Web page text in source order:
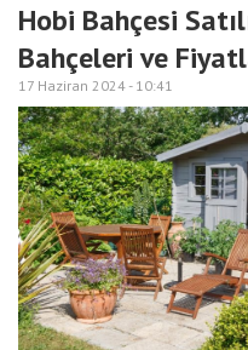
Hobi Bahçesi
Bahçeleri ve
17 Haziran 2024 - 10:41